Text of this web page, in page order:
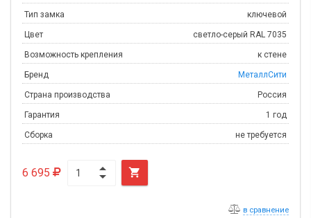
Тип замка ключевой
Цвет светло-серый RAL 7035
Возможность крепления к стене
Бренд МеталлСити
Страна производства Россия
Гарантия 1 год
Сборка не требуется
6 695 
в сравнение